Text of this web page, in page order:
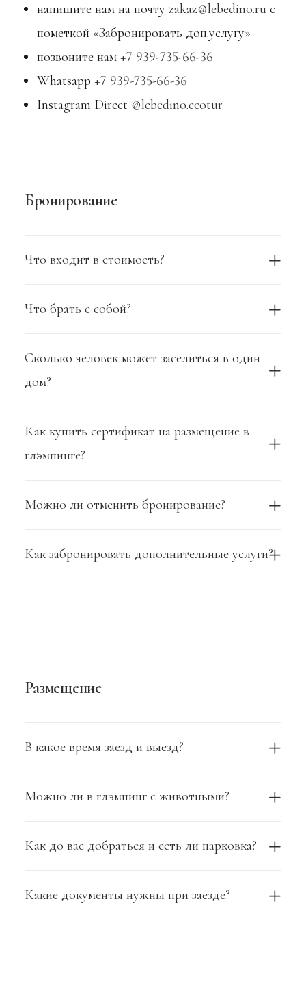
напишите нам на почту zakaz@lebedino.ru с
пометкой «Забронировать доп.услугу»
позвоните нам +7 939-735-66-36
Whatsapp +7 939-735-66-36
Instagram Direct @lebedino.ecotur
Бронирование
Что входит в стоимость?
Что брать с собой?
Сколько человек может заселиться в один
дом?
Как купить сертификат на размещение в
глэмпинге?
Можно ли отменить бронирование?
Как забронировать дополнительные услуги?
Размещение
В какое время заезд и выезд?
Можно ли в глэмпинг с животными?
Как до вас добраться и есть ли парковка?
Какие документы нужны при заезде?